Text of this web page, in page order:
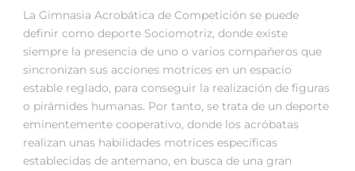
La Gimnasia Acrobática de Competición se puede
definir como deporte Sociomotriz, donde existe
siempre la presencia de uno o varios compañeros que
sincronizan sus acciones motrices en un espacio
estable reglado, para conseguir la realización de figuras
o pirámides humanas. Por tanto, se trata de un deporte
eminentemente cooperativo, donde los acróbatas
realizan unas habilidades motrices específicas
establecidas de antemano, en busca de una gran